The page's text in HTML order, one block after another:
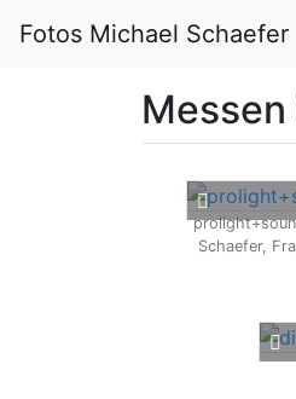
Fotos Michael Schaefer
Schaefer,